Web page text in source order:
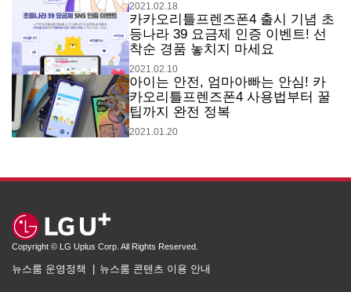
2021.02.18
카카오리틀프렌즈폰4 출시 기념 초
등나라 39 요금제 인증 이벤트! 선
착순 경품 놓치지 마세요
2021.02.10
아이는 안전, 엄마아빠는 안심! 카
카오리틀프렌즈폰4 사용법부터 꿀
팁까지 완전 정복
2021.01.20
Copyright © LG Uplus Corp. All Rights Reserved.
뉴스룸 운영정책 뉴스룸 콘텐츠 이용 안내